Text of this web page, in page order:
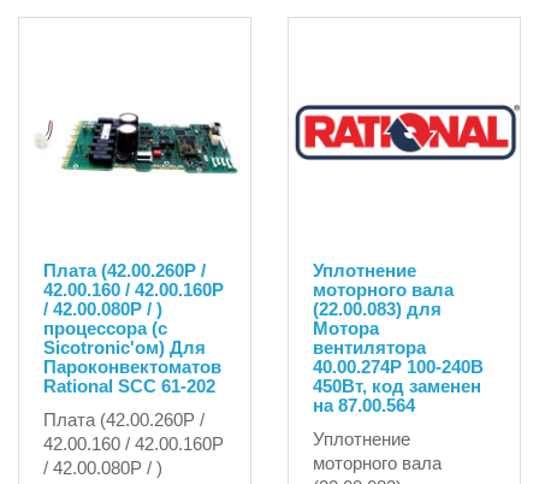
Плата (42.00.260P /
42.00.160 / 42.00.160P
/ 42.00.080P / )
процессора (с
Sicotronic'ом) Для
Пароконвектоматов
Rational SCC 61-202
Плата (42.00.260P /
42.00.160 / 42.00.160P
/ 42.00.080P / )
Уплотнение
моторного вала
(22.00.083) для
Мотора
вентилятора
40.00.274P 100-240В
450Вт, код заменен
на 87.00.564
Уплотнение
моторного вала